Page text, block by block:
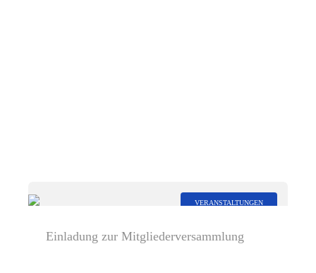
VERANSTALTUNGEN
Einladung zur Mitgliederversammlung